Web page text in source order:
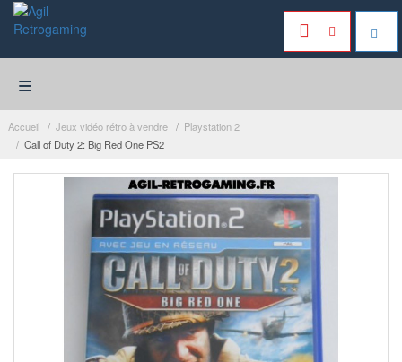
≡
Accueil Jeux vidéo rétro à vendre
Playstation 2
Call of Duty 2: Big Red One PS2